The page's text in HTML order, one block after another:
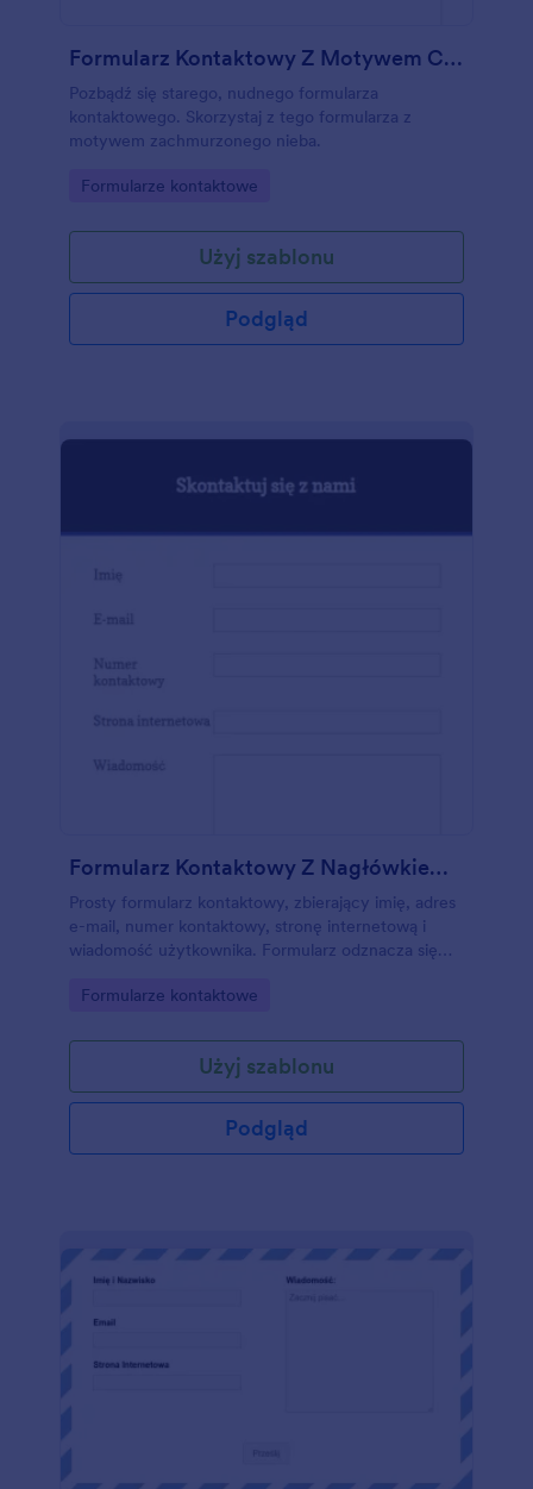
Formularz Kontaktowy Z Motywem Chmur
Pozbądź się starego, nudnego formularza
kontaktowego. Skorzystaj z tego formularza z
motywem zachmurzonego nieba.
Go to Category:
Formularze kontaktowe
Użyj szablonu
Podgląd
Formularz Kontaktowy Z Nagłówkiem I Stopką
Prosty formularz kontaktowy, zbierający imię, adres
e-mail, numer kontaktowy, stronę internetową i
wiadomość użytkownika. Formularz odznacza się
stopką. Skorzystaj z naszych narzędzi i widżetów,
szablonu. Dodaj swoje logo, zdjęcia, czionki oraz
kolory i wstaw formularz na stronę lub korzystaj z
niego bezpośrednio.
Go to Category:
Formularze kontaktowe
Użyj szablonu
Podgląd